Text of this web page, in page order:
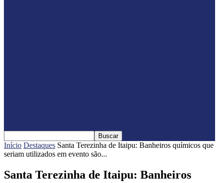
Início Destaques Santa Terezinha de Itaipu: Banheiros químicos que
seriam utilizados em evento são...
Santa Terezinha de Itaipu: Banheiros